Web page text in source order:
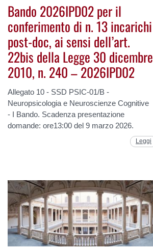
Bando 2026IPD02 per il
conferimento di n. 13 incarichi
post-doc, ai sensi dell’art.
22bis della Legge 30 dicembre
2010, n. 240 – 2026IPD02
Allegato 10 - SSD PSIC-01/B -
Neuropsicologia e Neuroscienze Cognitive
- I Bando. Scadenza presentazione
domande: ore13:00 del 9 marzo 2026.
Leggi